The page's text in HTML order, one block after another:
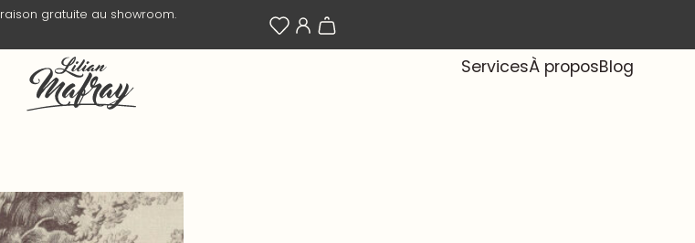
Livraison en 3 jours ouvrés.
ServicesÀ proposBlog